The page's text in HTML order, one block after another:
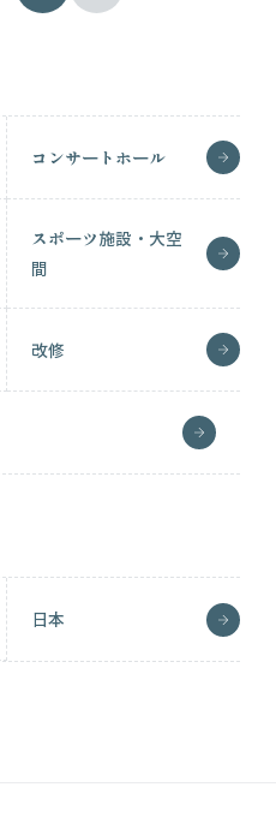
コンサートホール
スポーツ施設・大空
間
改修
日本